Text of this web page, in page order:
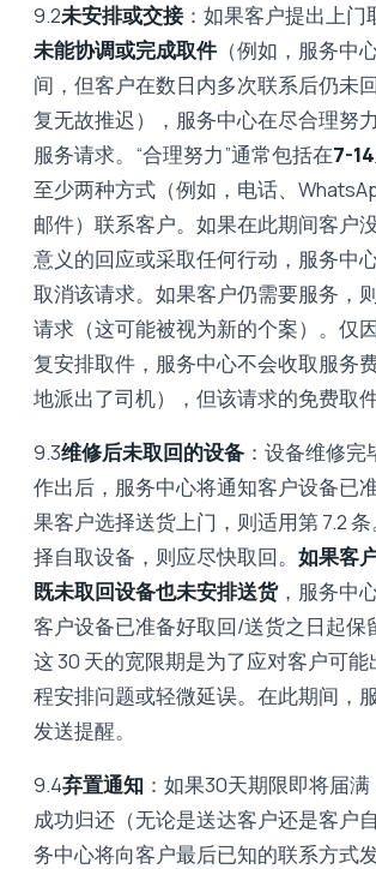
9.2未安排或交接：如果客户提出上门
未能协调或完成取件 （例如，服务中
间，但客户在数日内多次联系后仍未
复无故推迟），服务中心在尽合理努
服务请求。“合理努力”通常包括在7-
至少两种方式（例如，电话、
邮件）联系客户。如果在此期间客户
意义的回应或采取任何行动，服务中
取消该请求。如果客户仍需要服务，
请求（这可能被视为新的个案）。仅
复安排取件，服务中心不会收取服务
地派出了司机），但该请求的免费取
9.3维修后未取回的设备 ：设备维修
作出后，服务中心将通知客户设备已
果客户选择送货上门，则适用第 7.2
择自取设备，则应尽快取回。 如果客
既未取回设备也未安排送货，服务中
客户设备已准备好取回/送货之日起保
这 30 天的宽限期是为了应对客户可能
程安排问题或轻微延误。在此期间，
发送提醒。
9.4弃置通知 ：如果30天期限即将届
成功归还（无论是送达客户还是客户
务中心将向客户最后已知的联系方式